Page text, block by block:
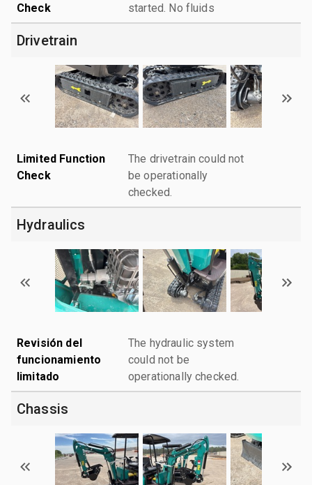
Check
started. No fluids
Drivetrain
Limited Function
Check
The drivetrain could not
be operationally
checked.
Hydraulics
Revisión del
funcionamiento
limitado
The hydraulic system
could not be
operationally checked.
Chassis